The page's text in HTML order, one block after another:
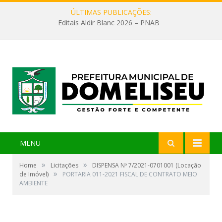
ÚLTIMAS PUBLICAÇÕES:
Editais Aldir Blanc 2026 – PNAB
MENU
Home » Licitações »
DISPENSA Nº 7/2021-0701001 (Locação
de Imóvel) »
PORTARIA 011-2021 FISCAL DE CONTRATO MEIO
AMBIENTE